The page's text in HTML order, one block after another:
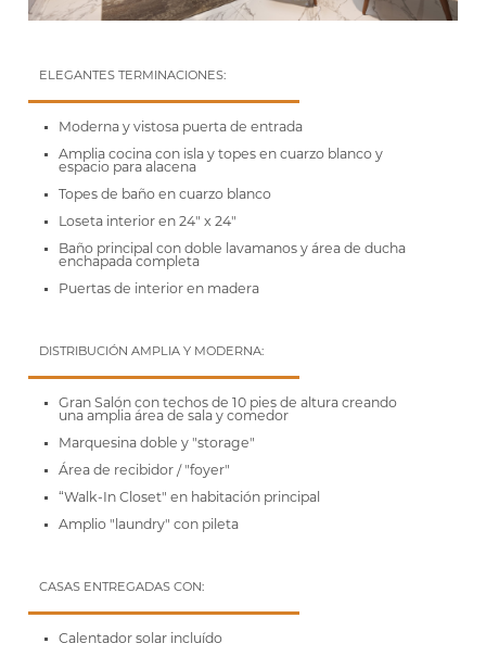
ELEGANTES TERMINACIONES:
Moderna y vistosa puerta de entrada
Amplia cocina con isla y topes en cuarzo blanco y
espacio para alacena
Topes de baño en cuarzo blanco
Loseta interior en 24" x 24"
Baño principal con doble lavamanos y área de ducha
enchapada completa
Puertas de interior en madera
DISTRIBUCIÓN AMPLIA Y MODERNA:
Gran Salón con techos de 10 pies de altura creando
una amplia área de sala y comedor
Marquesina doble y "storage"
Área de recibidor / "foyer"
“Walk-In Closet" en habitación principal
Amplio "laundry" con pileta
CASAS ENTREGADAS CON:
Calentador solar incluído